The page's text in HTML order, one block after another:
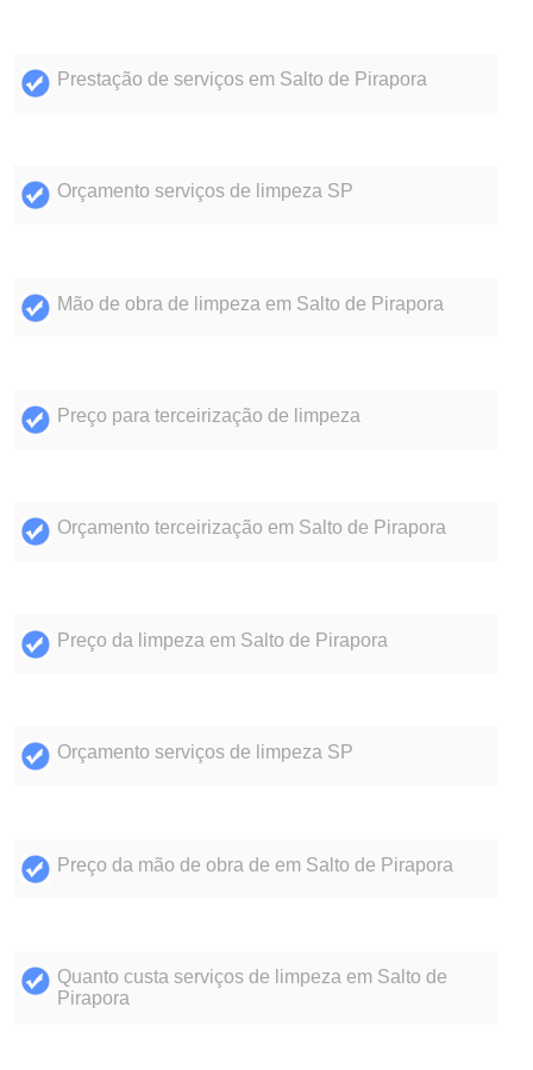
Prestação de serviços em Salto de Pirapora
Orçamento serviços de limpeza SP
Mão de obra de limpeza em Salto de Pirapora
Preço para terceirização de limpeza
Orçamento terceirização em Salto de Pirapora
Preço da limpeza em Salto de Pirapora
Orçamento serviços de limpeza SP
Preço da mão de obra de em Salto de Pirapora
Quanto custa serviços de limpeza em Salto de
Pirapora